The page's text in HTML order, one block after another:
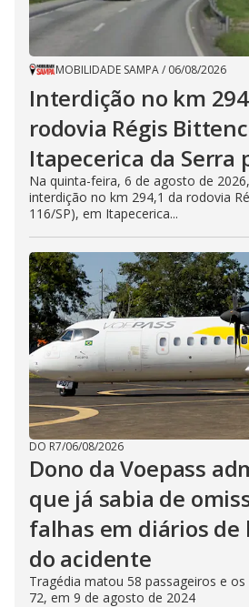
MOBILIDADE SAMPA/ 06/08/2026
Interdição no km
rodovia Régis
Itapecerica da Serra
Na quinta-feira, 6 de agosto de
interdição no km 294,1 da rodovia
116/SP), em Itapecerica...
DO R7/06/08/2026
Dono da Voepass
que já sabia de
falhas em diários de
do acidente
Tragédia matou 58 passageiros e
72, em 9 de agosto de 2024